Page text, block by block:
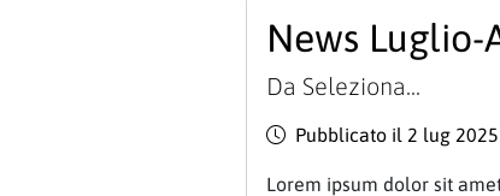
News Luglio-
Da Seleziona...
Pubblicato il 2 lug 2025
Lorem ipsum dolor sit